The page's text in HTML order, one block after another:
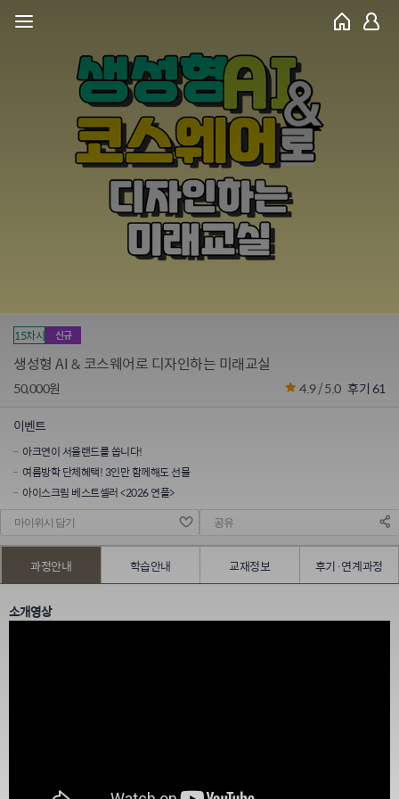
15차시 신규
생성형 AI & 코스웨어로 디자인하는 미래교실
50,000원 4.9 / 5.0 후기 61
이벤트
아크연이 서울랜드를 쏩니다!
여름방학 단체혜택! 3인만 함께해도 선물
아이스크림 베스트셀러 <2026 연플>
마이위시 담기 공유
과정안내 학습안내 교재정보 후기·연계과정
소개영상